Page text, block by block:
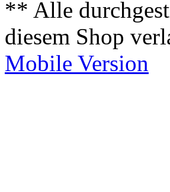
** Alle
diesem Shop
Mobile Version